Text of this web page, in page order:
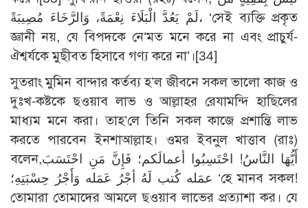
لَمْ يَعُدَّ الْبَلَاءَ نِعْمَةً، وَالرَّخَاءَ مُصِيبَةً، ‘সেই ব্যক্তি প্রকৃত
জ্ঞানী নয়, যে বিপদকে নে‘মত মনে করে না এবং প্রাচুর্য-
ঐশ্বর্যকে মুছীবত হিসাবে গণ্য করে না’।[34]
সুতরাং মুমিন বান্দার কর্তব্য হ’ল জীবনে সকল ভালো কাজ ও
দুঃখ-কষ্টকে ছওয়াব লাভ ও আল্লাহর রেযামন্দি হাছিলের
মাধ্যম মনে করা। তাহ’লে তিনি সকল কাজে প্রশান্তি লাভ
করতে পারবেন ইনশাআল্লাহ। ওমর ইবনুল খাত্তাব (রাঃ)
বলেন,أَيُّهَا النَّاسُ! احْتَسِبُوا أعمالَكم؛ فَإِنَّ مَنِ احْتَسَبَ
عمَله كُتب لَهُ أجْرُ عَمَله وَأَجْرُ حِسْبَتِهِ؛ ‘হে মানব সকল!
তোমারা তোমাদের আমলে ছওয়াব লাভের প্রত্যাশা কর। যে